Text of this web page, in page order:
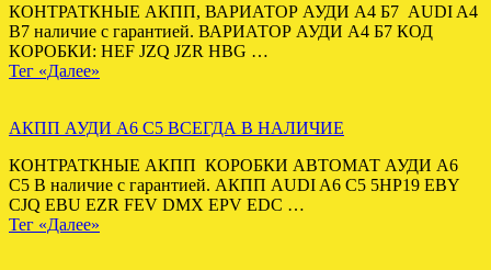
КОНТРАТКНЫЕ АКПП, ВАРИАТОР АУДИ А4 Б7 AUDI A4
B7 наличие с гарантией. ВАРИАТОР АУДИ А4 Б7 КОД
КОРОБКИ: HEF JZQ JZR HBG …
Тег «Далее»
АКПП АУДИ А6 С5 ВСЕГДА В НАЛИЧИЕ
КОНТРАТКНЫЕ АКПП КОРОБКИ АВТОМАТ АУДИ А6
С5 В наличие с гарантией. АКПП AUDI A6 C5 5HP19 EBY
CJQ EBU EZR FEV DMX EPV EDC …
Тег «Далее»